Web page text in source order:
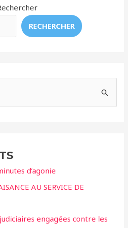
RECHERCHER
d’agonie
AU SERVICE DE
engagées contre les